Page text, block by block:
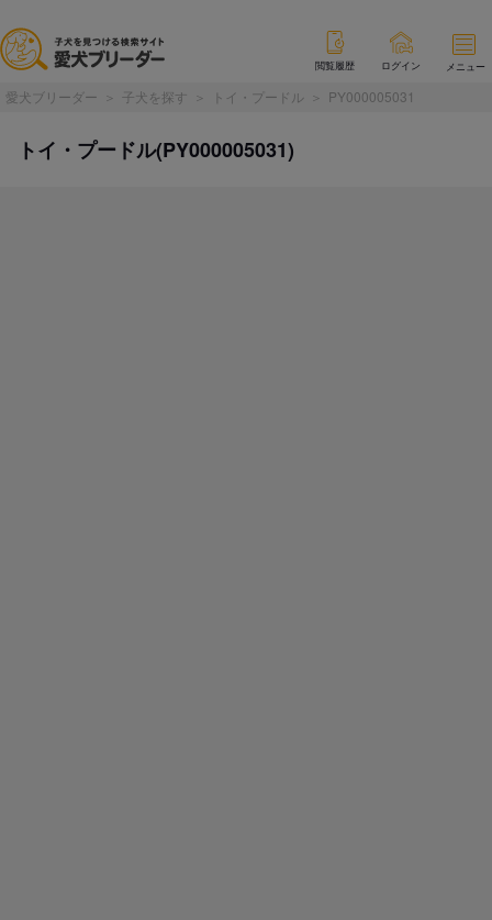
閲覧履歴 ログイン メニュー
愛犬ブリーダー 子犬を探す トイ・プードル PY000005031
トイ・プードル(PY000005031)